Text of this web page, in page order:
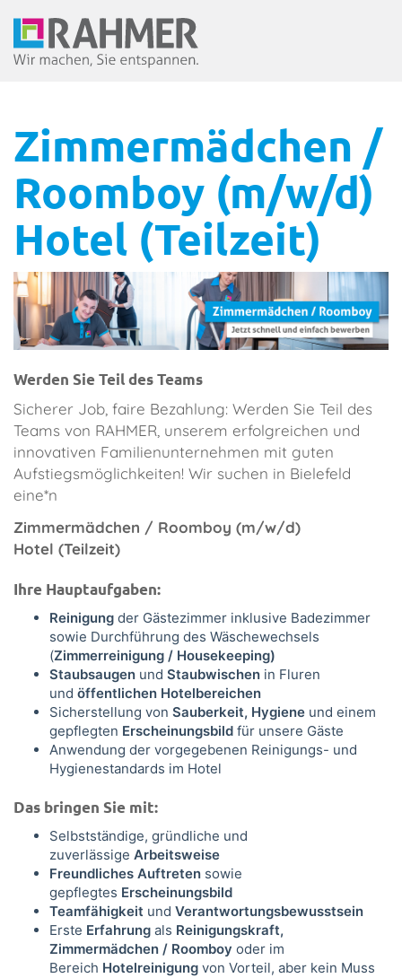
Zimmermädchen /
Roomboy (m/w/d)
Hotel (Teilzeit)
Werden Sie Teil des Teams
Sicherer Job, faire Bezahlung: Werden Sie Teil des
Teams von RAHMER, unserem erfolgreichen und
innovativen Familienunternehmen mit guten
Aufstiegsmöglichkeiten! Wir suchen in Bielefeld
eine*n
Zimmermädchen / Roomboy (m/w/d)
Hotel (Teilzeit)
Ihre Hauptaufgaben:
Reinigung der Gästezimmer inklusive Badezimmer
sowie Durchführung des Wäschewechsels
(Zimmerreinigung / Housekeeping)
Staubsaugen und Staubwischen in Fluren
und öffentlichen Hotelbereichen
Sicherstellung von Sauberkeit, Hygiene und einem
gepflegten Erscheinungsbild für unsere Gäste
Anwendung der vorgegebenen Reinigungs- und
Hygienestandards im Hotel
Das bringen Sie mit:
Selbstständige, gründliche und
zuverlässige Arbeitsweise
Freundliches Auftreten sowie
gepflegtes Erscheinungsbild
Teamfähigkeit und Verantwortungsbewusstsein
Erste Erfahrung als Reinigungskraft,
Zimmermädchen / Roomboy oder im
Bereich Hotelreinigung von Vorteil, aber kein Muss